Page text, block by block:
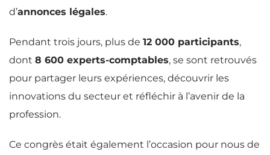
d’annonces légales.
Pendant trois jours, plus de 12 000 participants,
dont 8 600 experts-comptables, se sont retrouvés
pour partager leurs expériences, découvrir les
innovations du secteur et réfléchir à l’avenir de la
profession.
Ce congrès était également l’occasion pour nous de